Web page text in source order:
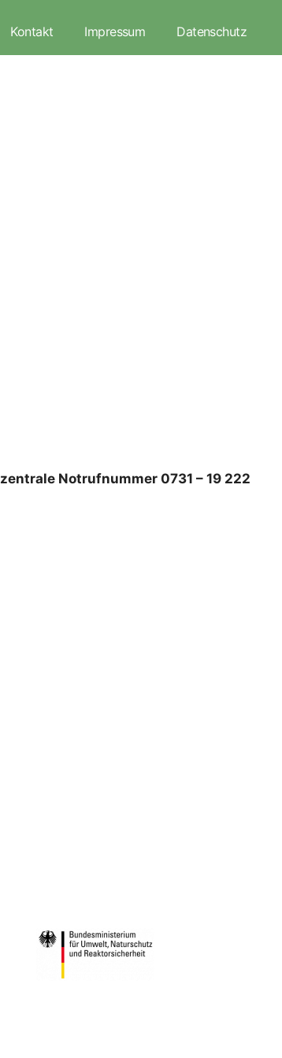
Kontakt Impressum Datenschutz
zentrale Notrufnummer 0731 – 19 222